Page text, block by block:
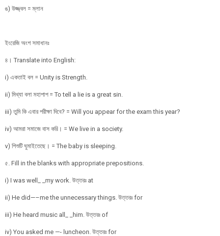
ঙ) উজ্জ্বল = ম্লান
ইংরেজি অংশ সমাধানঃ
৪। Translate into English:
i) একতাই বল = Unity is Strength.
ii) মিথ্যা বলা মহাপাপ = To tell a lie is a great sin.
iii) তুমি কি এবার পরীক্ষা দিবে? = Will you appear for the exam this year?
iv) আমরা সমাজে বাস করি। = We live in a society.
v) শিশুটি ঘুমাইতেছে। = The baby is sleeping.
৫. Fill in the blanks with appropriate prepositions.
i) I was well_ _my work. উত্তরঃ at
ii) He did—–me the unnecessary things. উত্তরঃ for
iii) He heard music all_ _him. উত্তরঃ of
iv) You asked me —- luncheon. উত্তরঃ for